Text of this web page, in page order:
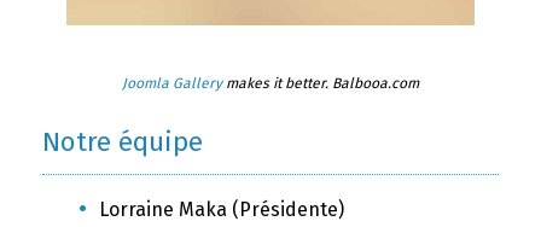
Joomla Gallerymakes it better. Balbooa.com
Notre équipe
Lorraine Maka (Présidente)